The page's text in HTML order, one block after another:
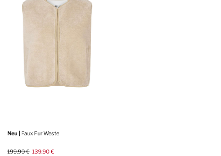
Neu | Faux Fur Weste
199.90 € 139.90 €